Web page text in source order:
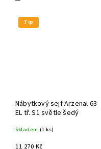
Tip
Nábytkový sejf Arzenal 63
EL tř. S1 světle šedý
Skladem (1 ks)
11 270 Kč